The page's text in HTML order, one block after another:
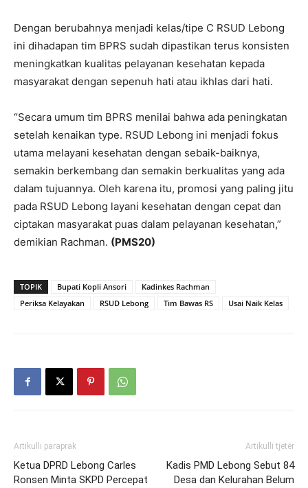
Dengan berubahnya menjadi kelas/tipe C RSUD Lebong
ini dihadapan tim BPRS sudah dipastikan terus konsisten
meningkatkan kualitas pelayanan kesehatan kepada
masyarakat dengan sepenuh hati atau ikhlas dari hati.
“Secara umum tim BPRS menilai bahwa ada peningkatan
setelah kenaikan type. RSUD Lebong ini menjadi fokus
utama melayani kesehatan dengan sebaik-baiknya,
semakin berkembang dan semakin berkualitas yang ada
dalam tujuannya. Oleh karena itu, promosi yang paling jitu
pada RSUD Lebong layani kesehatan dengan cepat dan
ciptakan masyarakat puas dalam pelayanan kesehatan,”
demikian Rachman. (PMS20)
TOPIK Bupati Kopli Ansori
Kadinkes Rachman
Periksa Kelayakan
RSUD Lebong Tim Bawas RS Usai Naik Kelas
Artikulli paraprak
Ketua DPRD Lebong Carles
Ronsen Minta SKPD Percepat
Artikulli tjetër
Kadis PMD Lebong Sebut 84
Desa dan Kelurahan Belum